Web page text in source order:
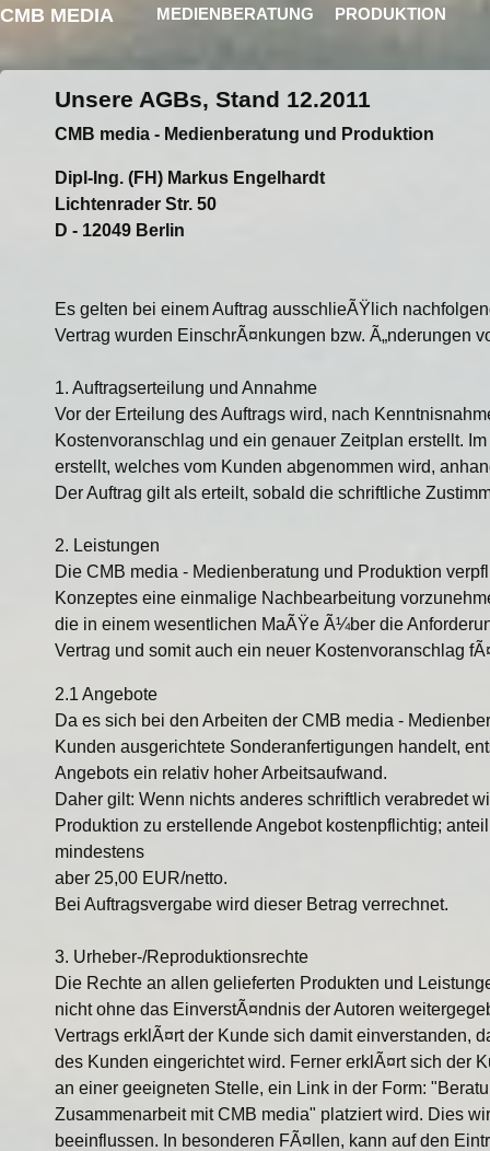
Unsere AGBs, Stand 12.2011
CMB media - Medienberatung und Produktion
Dipl-Ing. (FH) Markus Engelhardt
Lichtenrader Str. 50
D - 12049 Berlin
Es gelten bei einem Auftrag ausschlieÃŸlich
Vertrag wurden EinschrÃ¤nkungen bzw. Ã„nderungen
1. Auftragserteilung und Annahme
Vor der Erteilung des Auftrags wird, nach
Kostenvoranschlag und ein genauer Zeitplan erstellt.
erstellt, welches vom Kunden abgenommen wird,
Der Auftrag gilt als erteilt, sobald die schriftliche
2. Leistungen
Die CMB media - Medienberatung und Produktion
Konzeptes eine einmalige Nachbearbeitung
die in einem wesentlichen MaÃŸe Ã¼ber die
Vertrag und somit auch ein neuer Kostenvoranschlag
2.1 Angebote
Da es sich bei den Arbeiten der CMB media -
Kunden ausgerichtete Sonderanfertigungen handelt,
Angebots ein relativ hoher Arbeitsaufwand.
Daher gilt: Wenn nichts anderes schriftlich verabredet
Produktion zu erstellende Angebot kostenpflichtig;
mindestens
aber 25,00 EUR/netto.
Bei Auftragsvergabe wird dieser Betrag verrechnet.
3. Urheber-/Reproduktionsrechte
Die Rechte an allen gelieferten Produkten und
nicht ohne das EinverstÃ¤ndnis der Autoren
Vertrags erklÃ¤rt der Kunde sich damit einverstanden,
des Kunden eingerichtet wird. Ferner erklÃ¤rt sich der
an einer geeigneten Stelle, ein Link in der Form:
Zusammenarbeit mit CMB media" platziert wird. Dies
beeinflussen. In besonderen FÃ¤llen, kann auf den
CMB MEDIA MEDIENBERATUNG PRODUKTION